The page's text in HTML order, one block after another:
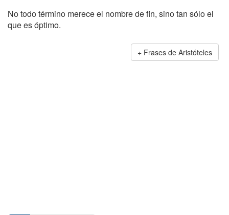
No todo término merece el nombre de fin, sino tan sólo el
que es óptimo.
Frases de Aristóteles